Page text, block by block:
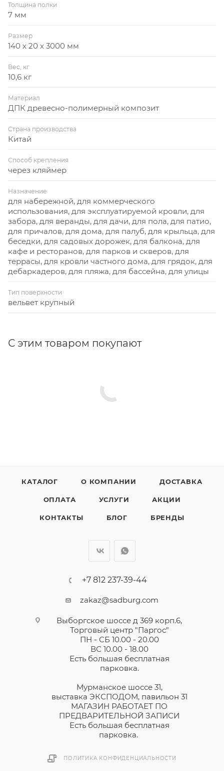
Толщина полки
7 мм
Размер
140 х 20 х 3000 мм
Вес, кг
10,6 кг
Материал
ДПК древесно-полимерный композит
Страна производства
Китай
Способ крепления
через кляймер
Назначение
для набережной, для коммерческого
использования, для эксплуатируемой кровли, для
забора, для веранды, для дачи, для пола, для патио,
для причалов, для дома, для палуб, для крыльца, для
беседки, для садовых дорожек, для балкона, для
кафе и ресторанов, для парков и скверов, для
террасы, для кровли частного дома, для грядок, для
дебаркадеров, для пляжа, для бассейна, для улицы
Тип поверхности
вельвет крупный
С этим товаром покупают
КАТАЛОГ О КОМПАНИИ ДОСТАВКА
ОПЛАТА УСЛУГИ АКЦИИ
КОНТАКТЫ БЛОГ БРЕНДЫ
+7 812 237-39-44
zakaz@sadburg.com
Выборгское шоссе д 369 корп.6,
Торговый центр "Паргос"
ПН - СБ 10.00 - 20.00
ВС 10.00 - 18.00
Есть большая бесплатная
парковка.
Мурманское шоссе 31,
выставка ЭКСПОДОМ, павильон 31
МАГАЗИН РАБОТАЕТ ПО
ПРЕДВАРИТЕЛЬНОЙ ЗАПИСИ
Есть большая бесплатная
парковка.
ПОЛИТИКА КОНФИДЕНЦИАЛЬНОСТИ